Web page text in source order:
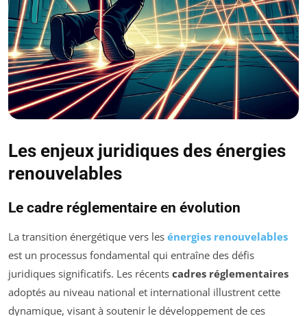
Les enjeux juridiques des énergies
renouvelables
Le cadre réglementaire en évolution
La transition énergétique vers les énergies renouvelables
est un processus fondamental qui entraîne des défis
juridiques significatifs. Les récents cadres réglementaires
adoptés au niveau national et international illustrent cette
dynamique, visant à soutenir le développement de ces